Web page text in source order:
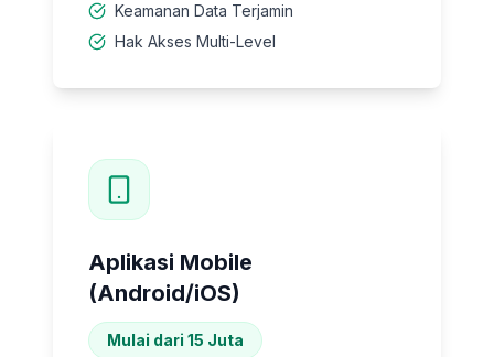
Keamanan Data Terjamin
Hak Akses Multi-Level
Aplikasi Mobile
(Android/iOS)
Mulai dari 15 Juta